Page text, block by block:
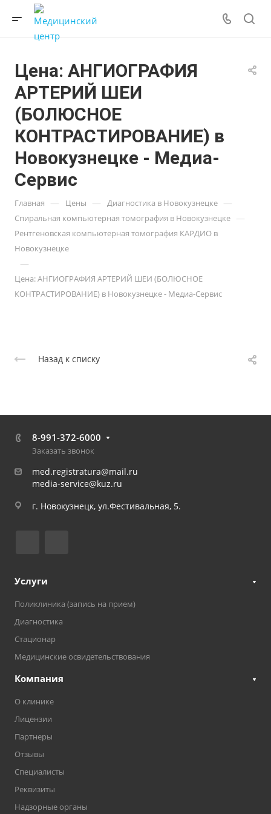
Цена: АНГИОГРАФИЯ
АРТЕРИЙ ШЕИ
(БОЛЮСНОЕ
КОНТРАСТИРОВАНИЕ) в
Новокузнецке - Медиа-
Сервис
Главная — Цены — Диагностика в Новокузнецке —
Спиральная компьютерная томография в Новокузнецке —
Рентгеновская компьютерная томография КАРДИО в
Новокузнецке
—
Цена: АНГИОГРАФИЯ АРТЕРИЙ ШЕИ (БОЛЮСНОЕ
КОНТРАСТИРОВАНИЕ) в Новокузнецке - Медиа-Сервис
Назад к списку
8-991-372-6000
Заказать звонок
med.registratura@mail.ru
media-service@kuz.ru
г. Новокузнецк, ул.Фестивальная, 5.
Услуги
Поликлиника (запись на прием)
Диагностика
Стационар
Медицинские освидетельствования
Компания
О клинике
Лицензии
Партнеры
Отзывы
Специалисты
Реквизиты
Надзорные органы